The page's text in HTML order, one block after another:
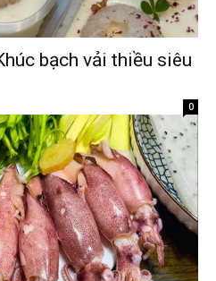
bạch vải thiều siêu
0